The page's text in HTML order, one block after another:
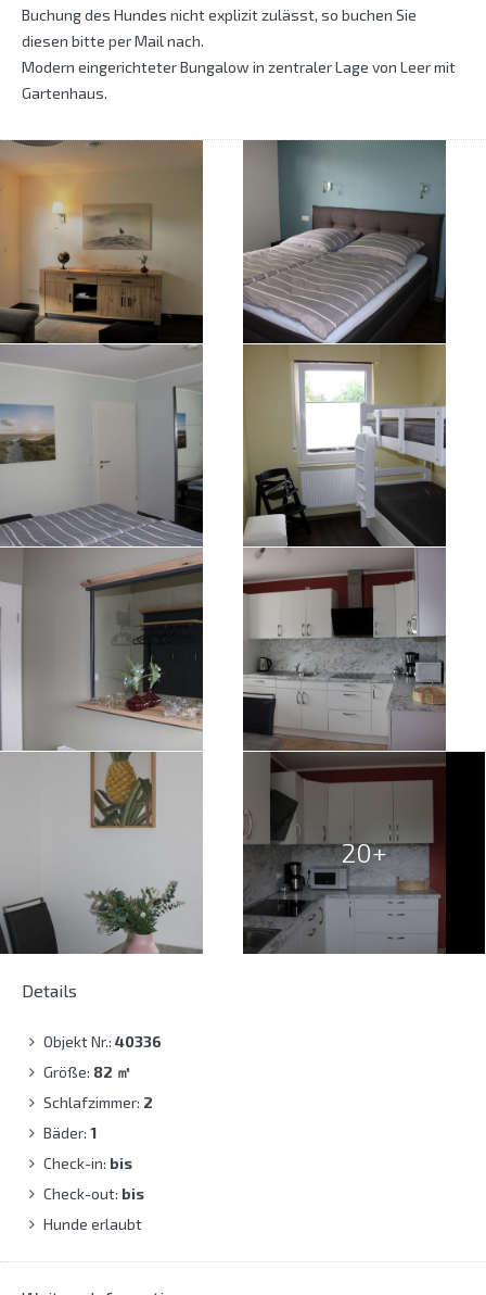
Buchung des Hundes nicht explizit zulässt, so buchen Sie
diesen bitte per Mail nach.
Modern eingerichteter Bungalow in zentraler Lage von Leer mit
Gartenhaus.
20+
Details
Objekt Nr.: 40336
Größe: 82 ㎡
Schlafzimmer: 2
Bäder: 1
Check-in: bis
Check-out: bis
Hunde erlaubt